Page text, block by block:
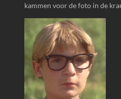
kammen voor de foto in de